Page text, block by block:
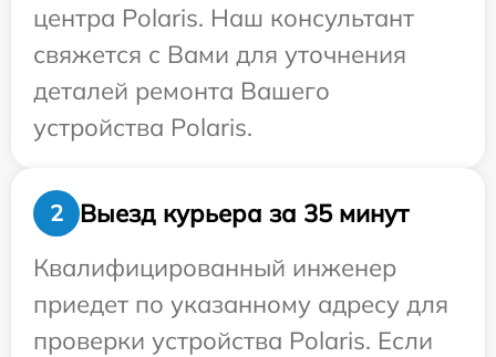
центра Polaris. Наш консультант
свяжется с Вами для уточнения
деталей ремонта Вашего
устройства Polaris.
2
Выезд курьера за 35 минут
Квалифицированный инженер
приедет по указанному адресу для
проверки устройства Polaris. Если